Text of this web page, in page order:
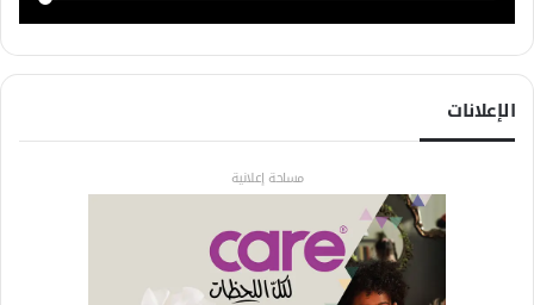
الإعلانات
مساحة إعلانية